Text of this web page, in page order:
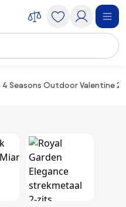
4 Seasons Outdoor Valentine